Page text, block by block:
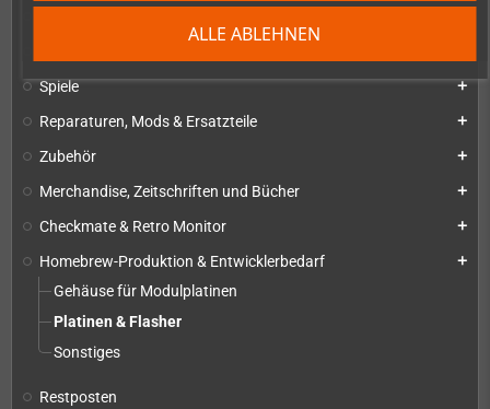
ALLE ABLEHNEN
Spiele add
Reparaturen, Mods & Ersatzteile add
Zubehör add
Merchandise, Zeitschriften und Bücher add
Checkmate & Retro Monitor add
Homebrew-Produktion & Entwicklerbedarf add
Gehäuse für Modulplatinen
Platinen & Flasher
Sonstiges
Restposten